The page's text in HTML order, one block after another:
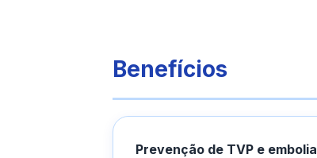
Benefícios
Prevenção de TVP e embolia